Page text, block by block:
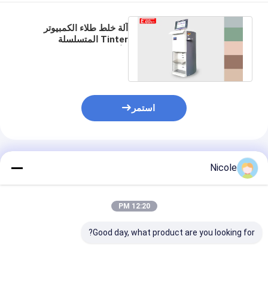
آلة خلط طلاء الكمبيوتر
Tinter المتسلسلة
استمر
المنتجات الموصى بها
Nicole
12:20 PM
Good day, what product are you looking for?